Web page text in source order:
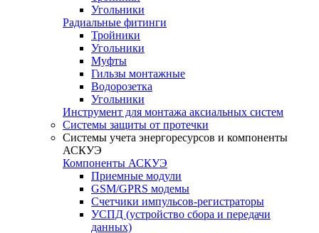
Угольники
Радиальные фитинги
Тройники
Угольники
Муфты
Гильзы монтажные
Водорозетка
Угольники
Инструмент для монтажа аксиальных систем
Системы защиты от протечки
Системы учета энергоресурсов и компоненты
АСКУЭ
Компоненты АСКУЭ
Приемные модули
GSM/GPRS модемы
Счетчики импульсов-регистраторы
УСПД (устройство сбора и передачи
данных)